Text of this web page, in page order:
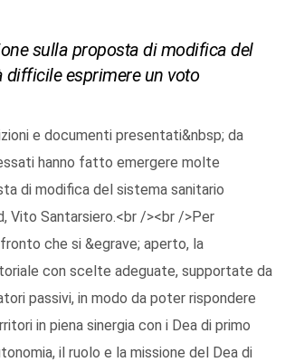
sulla proposta di modifica del
esprimere un voto
e documenti presentati&nbsp; da
hanno fatto emergere molte
di modifica del sistema sanitario
Vito Santarsiero.<br /><br />Per
che si &egrave; aperto, la
con scelte adeguate, supportate da
passivi, in modo da poter rispondere
in piena sinergia con i Dea di primo
il ruolo e la missione del Dea di